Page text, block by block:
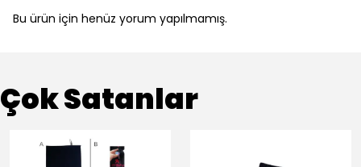
Bu ürün için henüz yorum yapılmamış.
Çok Satanlar